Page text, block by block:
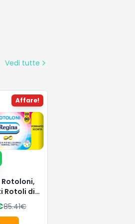
Vedi tutte
Affare!
Rotoloni,
Rotoli di
a 2
85.41€